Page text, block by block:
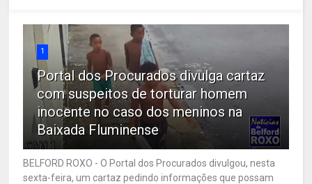
1
Portal dos Procurados divulga cartaz
com suspeitos de torturar homem
inocente no caso dos meninos na
Baixada Fluminense
BELFORD ROXO - O Portal dos Procurados divulgou, nesta
sexta-feira, um cartaz pedindo informações que possam